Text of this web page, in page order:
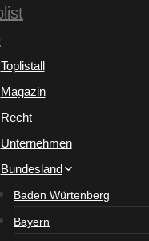
Toplistall
Magazin
Recht
Unternehmen
Bundesland
Baden Würtenberg
Bayern